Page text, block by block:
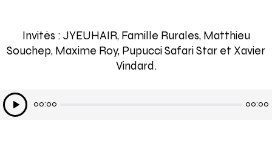
Invités : JYEUHAIR, Famille Rurales, Matthieu
Souchep, Maxime Roy, Pupucci Safari Star et Xavier
Vindard.
Lecteur
audio
00:00 00:00